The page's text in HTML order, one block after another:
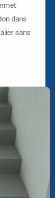
dans
sans